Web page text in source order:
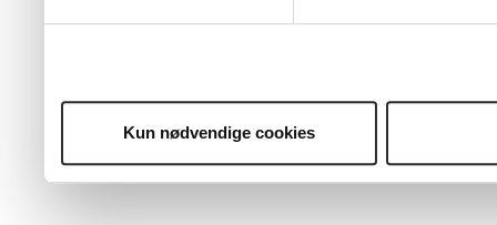
Kun nødvendige cookies